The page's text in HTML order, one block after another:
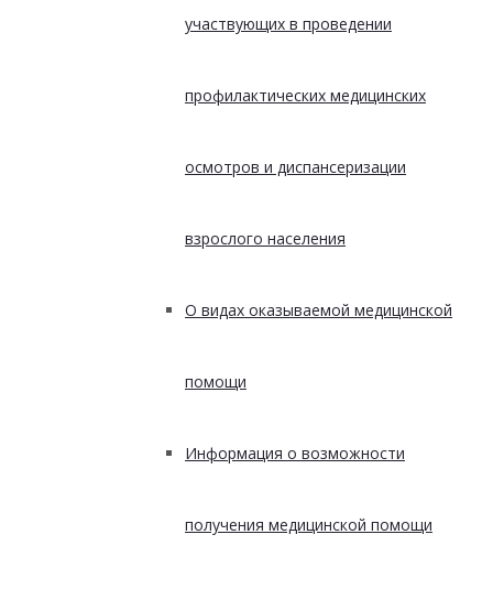
участвующих в проведении
профилактических медицинских
осмотров и диспансеризации
взрослого населения
О видах оказываемой медицинской
помощи
Информация о возможности
получения медицинской помощи